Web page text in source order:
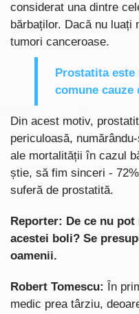
considerat una dintre
bărbaților. Dacă nu luați
tumori canceroase.
Prostatita este
comune cauze
Din acest motiv,
periculoasă,
ale mortalității în cazul
știe, să fim sinceri -
suferă de prostatită.
Reporter: De ce nu
acestei boli? Se
oamenii.
Robert Tomescu: În
medic prea târziu,